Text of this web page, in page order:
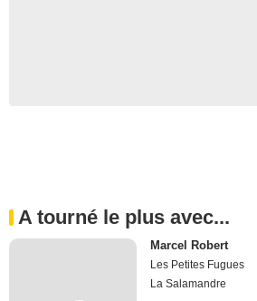
A tourné le plus avec...
Marcel Robert
Les Petites Fugues
La Salamandre